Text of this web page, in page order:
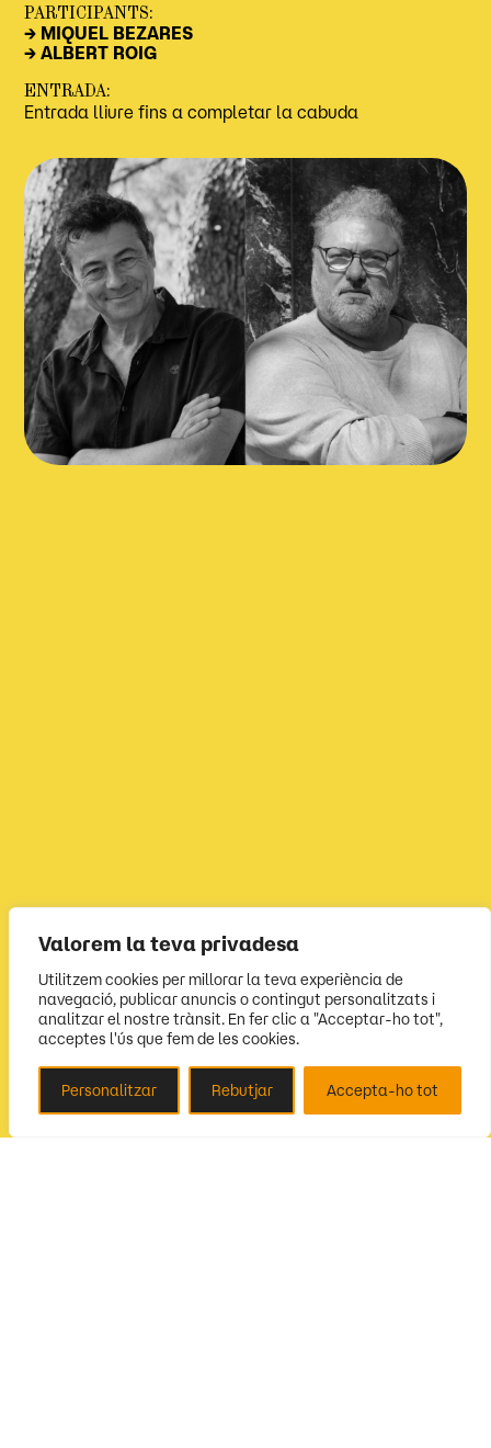
Valorem la teva privadesa
Utilitzem cookies per millorar la teva experiència de
navegació, publicar anuncis o contingut personalitzats i
analitzar el nostre trànsit. En fer clic a "Acceptar-ho tot",
acceptes l'ús que fem de les cookies.
Personalitzar Rebutjar Accepta-ho tot
PARTICIPANTS:
→ MIQUEL BEZARES
→ ALBERT ROIG
ENTRADA:
Entrada lliure fins a completar la cabuda